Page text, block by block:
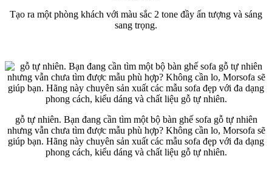
Tạo ra một phòng khách với màu sắc 2 tone đầy ấn tượng và sáng
sang trọng.
gỗ tự nhiên. Bạn đang cần tìm một bộ bàn ghế sofa gỗ tự nhiên
nhưng vẫn chưa tìm được mẫu phù hợp? Không cần lo, Morsofa sẽ
giúp bạn. Hãng này chuyên sản xuất các mẫu sofa đẹp với đa dạng
phong cách, kiểu dáng và chất liệu gỗ tự nhiên.